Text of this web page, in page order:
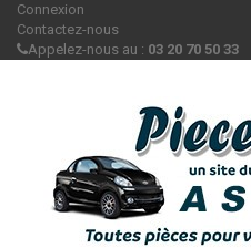
Connexion
Contactez-nous
Appelez-nous au : 03 20 70 50 33